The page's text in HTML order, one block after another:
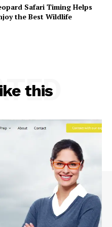
Safari Timing Helps
the Best Wildlife
this